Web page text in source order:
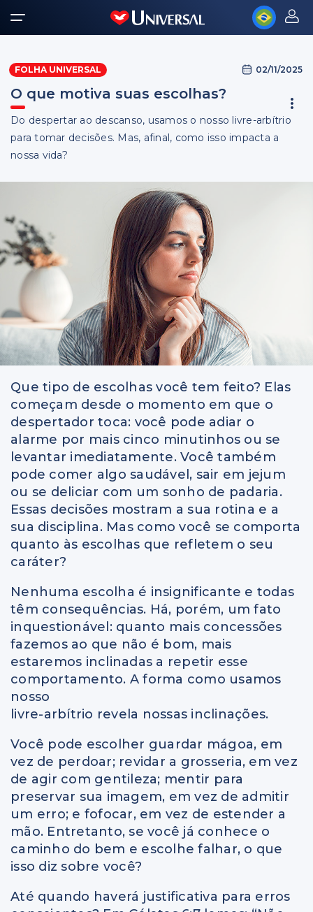
FOLHA UNIVERSAL 02/11/2025
O que motiva suas escolhas?
Do despertar ao descanso, usamos o nosso livre-arbítrio
para tomar decisões. Mas, afinal, como isso impacta a
nossa vida?
Que tipo de escolhas você tem feito? Elas
começam desde o momento em que o
despertador toca: você pode adiar o
alarme por mais cinco minutinhos ou se
levantar imediatamente. Você também
pode comer algo saudável, sair em jejum
ou se deliciar com um sonho de padaria.
Essas decisões mostram a sua rotina e a
sua disciplina. Mas como você se comporta
quanto às escolhas que refletem o seu
caráter?
Nenhuma escolha é insignificante e todas
têm consequências. Há, porém, um fato
inquestionável: quanto mais concessões
fazemos ao que não é bom, mais
estaremos inclinadas a repetir esse
comportamento. A forma como usamos
nosso
livre-arbítrio revela nossas inclinações.
Você pode escolher guardar mágoa, em
vez de perdoar; revidar a grosseria, em vez
de agir com gentileza; mentir para
preservar sua imagem, em vez de admitir
um erro; e fofocar, em vez de estender a
mão. Entretanto, se você já conhece o
caminho do bem e escolhe falhar, o que
isso diz sobre você?
Até quando haverá justificativa para erros